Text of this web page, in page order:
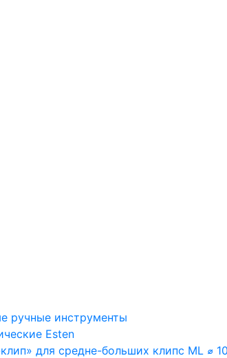
ручные инструменты
Esten
для средне-больших клипс ML ⌀